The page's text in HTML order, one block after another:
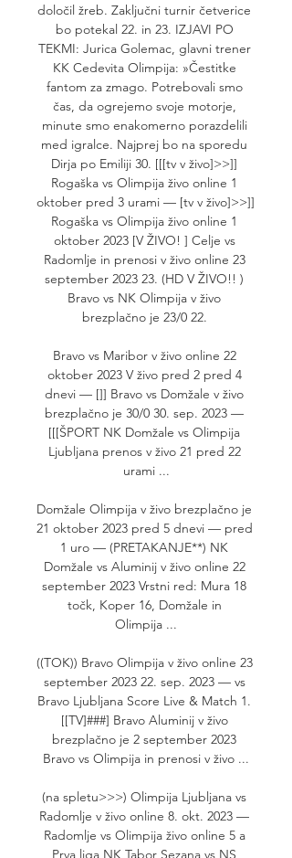
določil žreb. Zaključni turnir četverice
bo potekal 22. in 23. IZJAVI PO
TEKMI: Jurica Golemac, glavni trener
KK Cedevita Olimpija: »Čestitke
fantom za zmago. Potrebovali smo
čas, da ogrejemo svoje motorje,
minute smo enakomerno porazdelili
med igralce. Najprej bo na sporedu
Dirja po Emiliji 30. [[[tv v živo]>>]]
Rogaška vs Olimpija živo online 1
oktober pred 3 urami — [tv v živo]>>]]
Rogaška vs Olimpija živo online 1
oktober 2023 [V ŽIVO! ] Celje vs
Radomlje in prenosi v živo online 23
september 2023 23. (HD V ŽIVO!! )
Bravo vs NK Olimpija v živo
brezplačno je 23/0 22.
Bravo vs Maribor v živo online 22
oktober 2023 V živo pred 2 pred 4
dnevi — []] Bravo vs Domžale v živo
brezplačno je 30/0 30. sep. 2023 —
[[[ŠPORT NK Domžale vs Olimpija
Ljubljana prenos v živo 21 pred 22
urami ...
Domžale Olimpija v živo brezplačno je
21 oktober 2023 pred 5 dnevi — pred
1 uro — (PRETAKANJE**) NK
Domžale vs Aluminij v živo online 22
september 2023 Vrstni red: Mura 18
točk, Koper 16, Domžale in
Olimpija ...
((TOK)) Bravo Olimpija v živo online 23
september 2023 22. sep. 2023 — vs
Bravo Ljubljana Score Live & Match 1.
[[TV]###] Bravo Aluminij v živo
brezplačno je 2 september 2023
Bravo vs Olimpija in prenosi v živo ...
(na spletu>>>) Olimpija Ljubljana vs
Radomlje v živo online 8. okt. 2023 —
Radomlje vs Olimpija živo online 5 a
Prva liga NK Tabor Sezana vs NS